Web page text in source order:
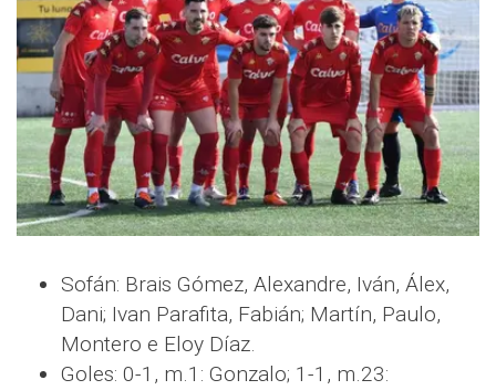
Sofán: Brais Gómez, Alexandre, Iván, Álex,
Dani; Ivan Parafita, Fabián; Martín, Paulo,
Montero e Eloy Díaz.
Goles: 0-1, m.1: Gonzalo; 1-1, m.23: